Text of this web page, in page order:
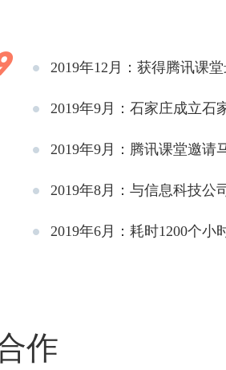
2019年12月：获得腾讯课
2019年9月：石家庄成立石
2019年9月：腾讯课堂邀请
2019年8月：与信息科技公
2019年6月：耗时1200个
作